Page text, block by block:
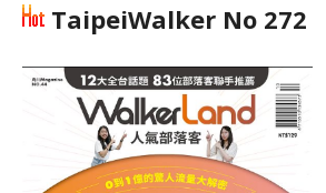
TaipeiWalker No 272